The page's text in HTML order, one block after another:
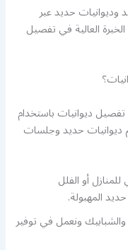
حديد عبر
العالية في تفصيل
ديوانيات باستخدام
ديوانيات حديد وجلسات
أو الفلل
المهبولة.
ونعمل في توفير